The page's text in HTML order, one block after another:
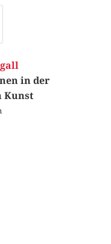
in der
Kunst